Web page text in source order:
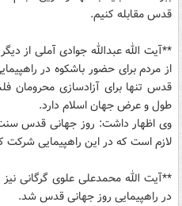
قدس مقابله کنیم.
**آیت الله عبدالله جوادی آملی از
از مردم برای حضور باشکوه در
قدس تنها برای آزادسازی محرومان
طول و عرض جهان اسلام دارد.
وی اظهار داشت: روز جهانی قدس
لازم است که در این راهپیمایی شرکت
**آیت الله محمدعلی علوی گرگانی
در راهپیمایی روز جهانی قدس شد.